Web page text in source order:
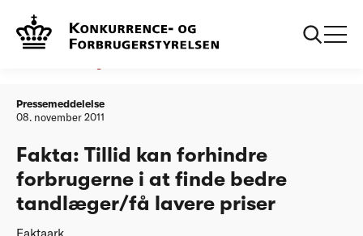
20111108 Danske
forbrugerforhold 2011
Stadig plads til
forbrugerne i at finde bedre
tandlæger/få lavere priser
Pressemeddelelse
08. november 2011
Fakta: Tillid kan forhindre
forbrugerne i at finde bedre
tandlæger/få lavere priser